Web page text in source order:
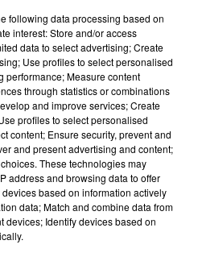
signé de vie depuis 5
recherches pour le
following data processing based on
interest: Store and/or access
data to select advertising; Create
Use profiles to select personalised
performance; Measure content
through statistics or combinations
and improve services; Create
profiles to select personalised
content; Ensure security, prevent and
and present advertising and content;
These technologies may
address and browsing data to offer
based on information actively
data; Match and combine data from
devices; Identify devices based on